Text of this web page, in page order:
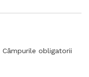
Câmpurile obligatorii